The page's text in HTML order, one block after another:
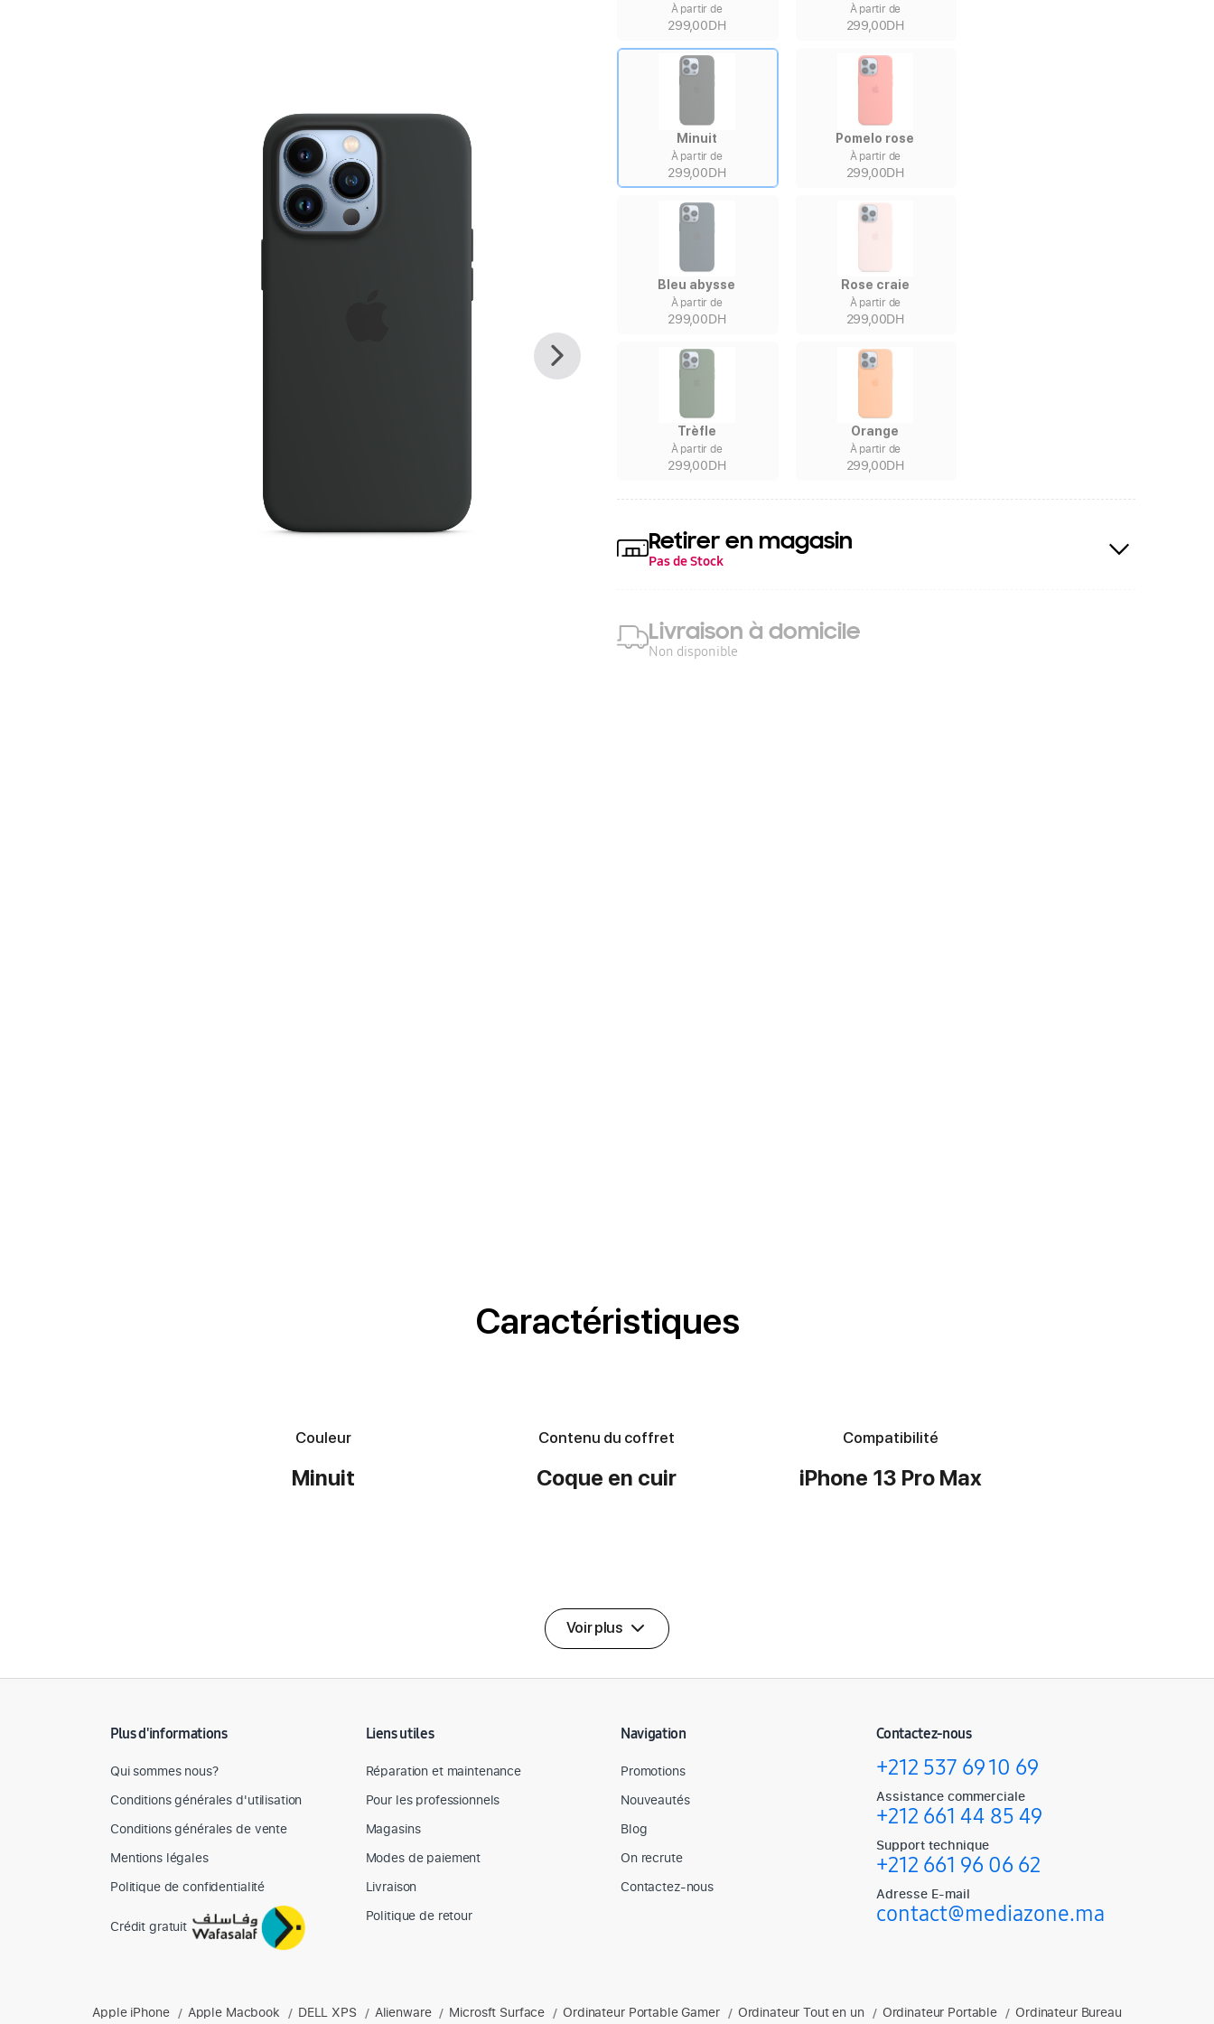
À partir de
299,00DH
À partir de
299,00DH
Minuit
À partir de
299,00DH
Pomelo rose
À partir de
299,00DH
Bleu abysse
À partir de
299,00DH
Rose craie
À partir de
299,00DH
Trèfle
À partir de
299,00DH
Orange
À partir de
299,00DH
Retirer en magasin
Pas de Stock
Livraison à domicile
Non disponible
Caractéristiques
Couleur
Minuit
Contenu du coffret
Coque en cuir
Compatibilité
iPhone 13 Pro Max
Voir plus
Plus d'informations
Qui sommes nous?
Conditions générales d'utilisation
Conditions générales de vente
Mentions légales
Politique de confidentialité
Crédit gratuit
Liens utiles
Réparation et maintenance
Pour les professionnels
Magasins
Modes de paiement
Livraison
Politique de retour
Navigation
Promotions
Nouveautés
Blog
On recrute
Contactez-nous
Contactez-nous
+212 537 69 10 69
Assistance commerciale
+212 661 44 85 49
Support technique
+212 661 96 06 62
Adresse E-mail
contact@mediazone.ma
Produits phares chez Mediazone
Retrouvez chez Mediazone les références incontournables : Apple, Dell, hp, Lenovo, Microsoft, ordinateurs portables, accessoires gaming, enceintes et plus.
Apple iPhone / Apple Macbook / DELL XPS / Alienware / Microsft Surface / Ordinateur Portable Gamer / Ordinateur Tout en un / Ordinateur Portable / Ordinateur Bureau